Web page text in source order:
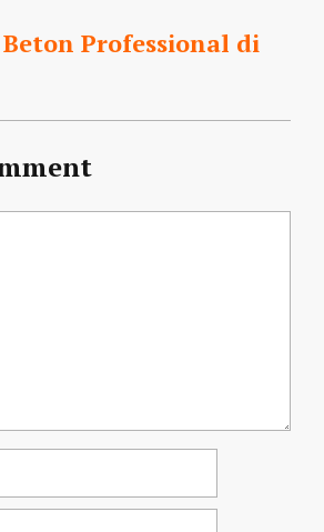
Beton Professional di